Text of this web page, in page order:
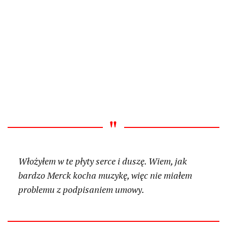
Włożyłem w te płyty serce i duszę. Wiem, jak
bardzo Merck kocha muzykę, więc nie miałem
problemu z podpisaniem umowy.